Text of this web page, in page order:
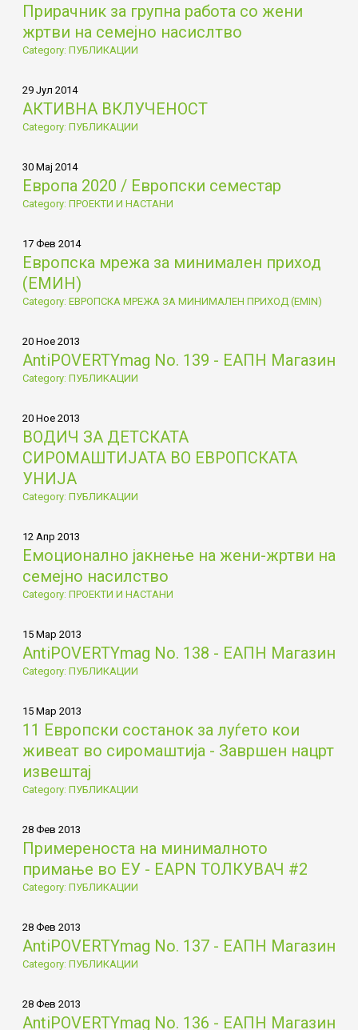
Прирачник за групна работа со жени
жртви на семејно насислтво
Category: ПУБЛИКАЦИИ
29 Јул 2014
АКТИВНА ВКЛУЧЕНОСТ
Category: ПУБЛИКАЦИИ
30 Мај 2014
Европа 2020 / Европски семестар
Category: ПРОЕКТИ И НАСТАНИ
17 Фев 2014
Европска мрежа за минимален приход
(ЕМИН)
Category: ЕВРОПСКА МРЕЖА ЗА МИНИМАЛЕН ПРИХОД (EMIN)
20 Ное 2013
AntiPOVERTYmag No. 139 - ЕАПН Магазин
Category: ПУБЛИКАЦИИ
20 Ное 2013
ВОДИЧ ЗА ДЕТСКАТА
СИРОМАШТИЈАТА ВО ЕВРОПСКАТА
УНИЈА
Category: ПУБЛИКАЦИИ
12 Апр 2013
Емоционално јакнење на жени-жртви на
семејно насилство
Category: ПРОЕКТИ И НАСТАНИ
15 Мар 2013
AntiPOVERTYmag No. 138 - ЕАПН Магазин
Category: ПУБЛИКАЦИИ
15 Мар 2013
11 Европски состанок за луѓето кои
живеат во сиромаштија - Завршен нацрт
извештај
Category: ПУБЛИКАЦИИ
28 Фев 2013
Примереностa на минималното
примање во ЕУ - EAPN ТОЛКУВАЧ #2
Category: ПУБЛИКАЦИИ
28 Фев 2013
AntiPOVERTYmag No. 137 - ЕАПН Магазин
Category: ПУБЛИКАЦИИ
28 Фев 2013
AntiPOVERTYmag No. 136 - ЕАПН Магазин